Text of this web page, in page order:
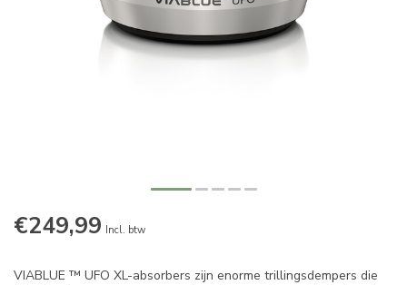
€249,99 Incl. btw
VIABLUE ™ UFO XL-absorbers zijn enorme trillingsdempers die